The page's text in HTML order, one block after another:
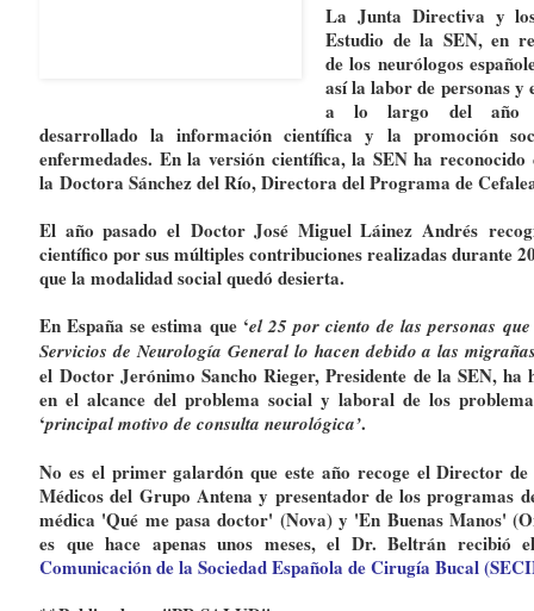
La Junta Directiva y
Estudio de la SEN, en
de los neurólogos
así la labor de personas y
a lo largo del año
desarrollado la información científica y la promoción
enfermedades. En la versión científica, la SEN ha
la Doctora Sánchez del Río, Directora del Programa de
El año pasado el Doctor José Miguel Láinez Andrés
científico por sus múltiples contribuciones realizadas durante
que la modalidad social quedó desierta.
En España se estima que ‘el 25 por ciento de las personas
Servicios de Neurología General lo hacen debido a las
elDoctor Jerónimo Sancho Rieger, Presidente de la SEN, ha
en el alcance del problema social y laboral de los
‘principal motivo de consulta neurológica’.
No es el primer galardón que este año recoge el Director de
Médicos del Grupo Antena y presentador de los programas
médica 'Qué me pasa doctor' (Nova) y 'En Buenas Manos' (
es que hace apenas unos meses, el Dr. Beltrán recibió
Comunicación de la Sociedad Española de Cirugía Bucal